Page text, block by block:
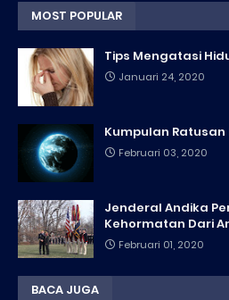
MOST POPULAR
Tips Mengatasi
Januari 24, 2020
Kumpulan Ratusan
Februari 03, 2020
Jenderal Andika
Kehormatan Dari
Februari 01, 2020
BACA JUGA